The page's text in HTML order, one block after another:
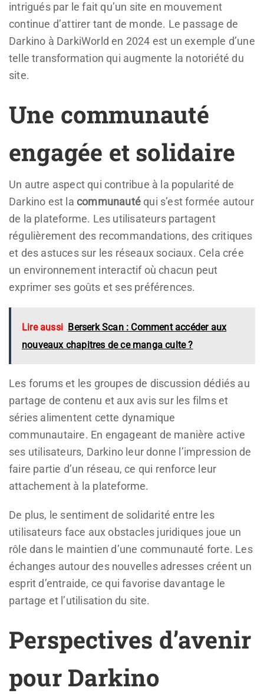
intrigués par le fait qu’un site en mouvement
continue d’attirer tant de monde. Le passage de
Darkino à DarkiWorld en 2024 est un exemple d’une
telle transformation qui augmente la notoriété du
site.
Une communauté
engagée et solidaire
Un autre aspect qui contribue à la popularité de
Darkino est la communauté qui s’est formée autour
de la plateforme. Les utilisateurs partagent
régulièrement des recommandations, des critiques
et des astuces sur les réseaux sociaux. Cela crée
un environnement interactif où chacun peut
exprimer ses goûts et ses préférences.
Lire aussi Berserk Scan : Comment accéder aux
nouveaux chapitres de ce manga culte ?
Les forums et les groupes de discussion dédiés au
partage de contenu et aux avis sur les films et
séries alimentent cette dynamique
communautaire. En engageant de manière active
ses utilisateurs, Darkino leur donne l’impression de
faire partie d’un réseau, ce qui renforce leur
attachement à la plateforme.
De plus, le sentiment de solidarité entre les
utilisateurs face aux obstacles juridiques joue un
rôle dans le maintien d’une communauté forte. Les
échanges autour des nouvelles adresses créent un
esprit d’entraide, ce qui favorise davantage le
partage et l’utilisation du site.
Perspectives d’avenir
pour Darkino